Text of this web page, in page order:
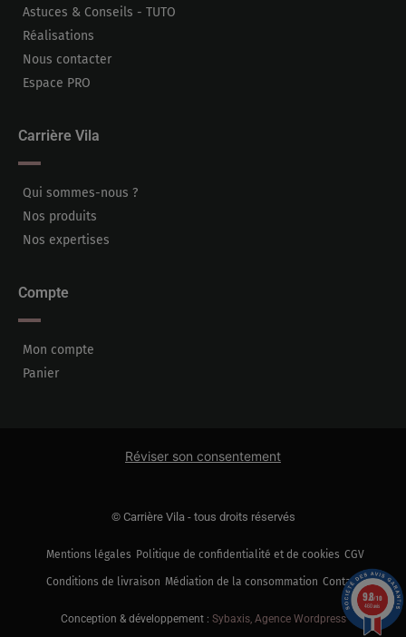
Astuces & Conseils - TUTO
Réalisations
Nous contacter
Espace PRO
Carrière Vila
Qui sommes-nous ?
Nos produits
Nos expertises
Compte
Mon compte
Panier
Réviser son consentement
© Carrière Vila - tous droits réservés
Mentions légales Politique de confidentialité et de cookies CGV
Conditions de livraison Médiation de la consommation Contact
Conception & développement : Sybaxis, Agence Wordpress
9.8/10
460 avis